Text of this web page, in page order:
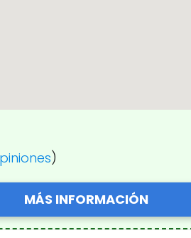
)
MÁS INFORMACIÓN